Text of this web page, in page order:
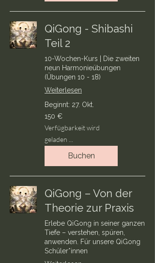
QiGong - Shibashi
Teil 2
10-Wochen-Kurs | Die zweiten
neun Harmonieübungen
(Übungen 10 - 18)
Weiterlesen
Beginnt: 27. Okt.
150
Euro
150 €
Verfügbarkeit wird
geladen ...
Buchen
QiGong – Von der
Theorie zur Praxis
Erlebe QiGong in seiner ganzen
Tiefe – verstehen, spüren,
anwenden. Für unsere QiGong
Schüler*innen